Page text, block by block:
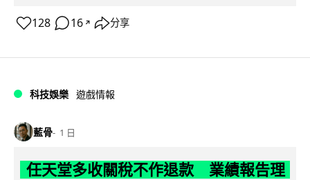
128 16 ↗ 分享
科技娛樂 遊戲情報
藍骨 1 日
任天堂多收關稅不作退款 業績報告理